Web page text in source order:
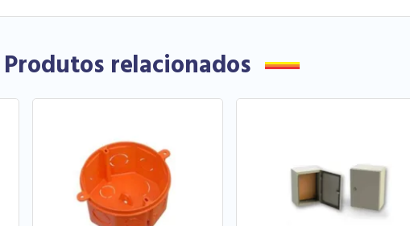
Produtos relacionados